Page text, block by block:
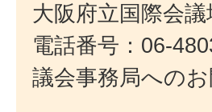
大阪府立国際会
電話番号：06-
議会事務局への